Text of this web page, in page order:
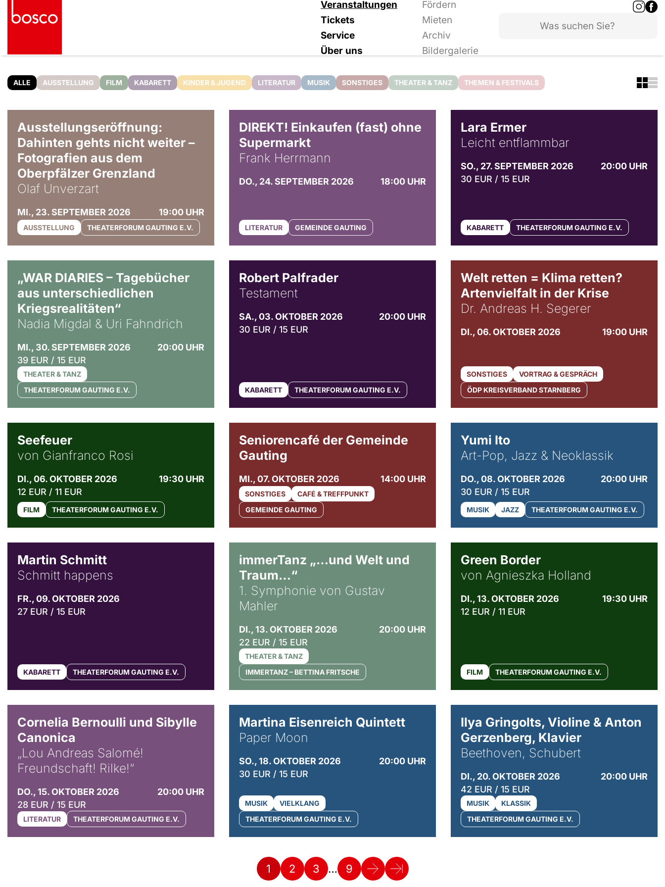
Veranstaltungen
Fördern
Tickets
Mieten
Service
Archiv
Über uns
Bildergalerie
ALLE AUSSTELLUNG FILM KABARETT KINDER & JUGEND LITERATUR MUSIK SONSTIGES THEATER & TANZ THEMEN & FESTIVALS
Ausstellungseröffnung:
Dahinten gehts nicht weiter –
Fotografien aus dem
Oberpfälzer Grenzland
Olaf Unverzart
MI., 23. SEPTEMBER 2026 19:00 UHR
AUSSTELLUNG THEATERFORUM GAUTING E.V.
DIREKT! Einkaufen (fast) ohne
Supermarkt
Frank Herrmann
DO., 24. SEPTEMBER 2026 18:00 UHR
LITERATUR GEMEINDE GAUTING
Lara Ermer
Leicht entflammbar
SO., 27. SEPTEMBER 2026
20:00 UHR
30 EUR / 15 EUR
KABARETT THEATERFORUM GAUTING E.V.
„WAR DIARIES – Tagebücher
aus unterschiedlichen
Kriegsrealitäten“
Nadia Migdal & Uri Fahndrich
MI., 30. SEPTEMBER 2026
20:00 UHR
39 EUR / 15 EUR
THEATER & TANZ
THEATERFORUM GAUTING E.V.
Robert Palfrader
Testament
SA., 03. OKTOBER 2026
20:00 UHR
30 EUR / 15 EUR
KABARETT THEATERFORUM GAUTING E.V.
Welt retten = Klima retten?
Artenvielfalt in der Krise
Dr. Andreas H. Segerer
DI., 06. OKTOBER 2026 19:00 UHR
SONSTIGES
VORTRAG & GESPRÄCH
ÖDP KREISVERBAND STARNBERG
Seefeuer
von Gianfranco Rosi
DI., 06. OKTOBER 2026
19:30 UHR
12 EUR / 11 EUR
FILM THEATERFORUM GAUTING E.V.
Seniorencafé der Gemeinde
Gauting
MI., 07. OKTOBER 2026 14:00 UHR
SONSTIGES
CAFÉ & TREFFPUNKT
GEMEINDE GAUTING
Yumi Ito
Art-Pop, Jazz & Neoklassik
DO., 08. OKTOBER 2026
20:00 UHR
30 EUR / 15 EUR
MUSIK JAZZ THEATERFORUM GAUTING E.V.
Martin Schmitt
Schmitt happens
FR., 09. OKTOBER 2026
27 EUR / 15 EUR
KABARETT THEATERFORUM GAUTING E.V.
immerTanz „…und Welt und
Traum…“
1. Symphonie von Gustav
Mahler
DI., 13. OKTOBER 2026
20:00 UHR
22 EUR / 15 EUR
THEATER & TANZ
IMMERTANZ – BETTINA FRITSCHE
Green Border
von Agnieszka Holland
DI., 13. OKTOBER 2026
19:30 UHR
12 EUR / 11 EUR
FILM THEATERFORUM GAUTING E.V.
Cornelia Bernoulli und Sibylle
Canonica
„Lou Andreas Salomé!
Freundschaft! Rilke!“
DO., 15. OKTOBER 2026
20:00 UHR
28 EUR / 15 EUR
LITERATUR THEATERFORUM GAUTING E.V.
Martina Eisenreich Quintett
Paper Moon
SO., 18. OKTOBER 2026
20:00 UHR
30 EUR / 15 EUR
MUSIK
VIELKLANG
THEATERFORUM GAUTING E.V.
Ilya Gringolts, Violine & Anton
Gerzenberg, Klavier
Beethoven, Schubert
DI., 20. OKTOBER 2026
20:00 UHR
42 EUR / 15 EUR
MUSIK
KLASSIK
THEATERFORUM GAUTING E.V.
1 2 3 … 9